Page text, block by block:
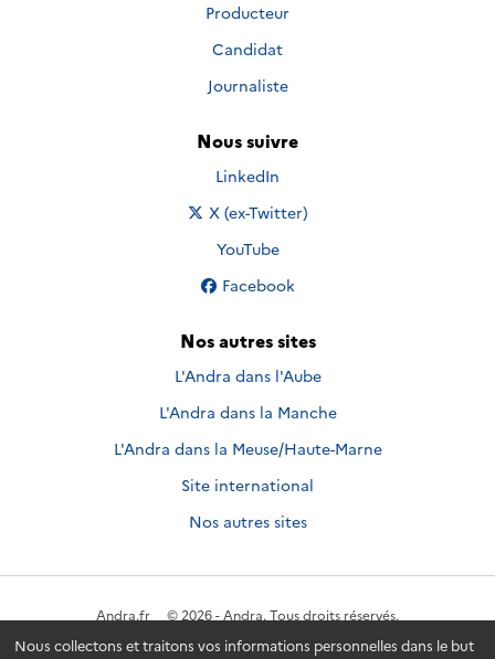
Nous collectons et traitons vos informations personnelles dans le but
Producteur
Candidat
Journaliste
Nous suivre
Nous suivre sur
LinkedIn
Nous suivre sur
X (ex-Twitter)
Nous suivre sur
YouTube
Nous suivre sur
Facebook
Nos autres sites
L'Andra dans l'Aube
L'Andra dans la Manche
L'Andra dans la Meuse/Haute-Marne
Site international
Nos autres sites
Andra.fr © 2026 - Andra. Tous droits réservés.